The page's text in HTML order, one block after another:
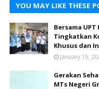
YOU MAY LIKE THESE
Bersama UPT
Tingkatkan
Khusus dan
January 15,
Gerakan
MTs Negeri